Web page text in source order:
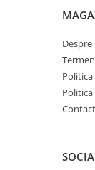
Instrumente de
Instrumente de
Instrumente
Accesorii DJ
Contact